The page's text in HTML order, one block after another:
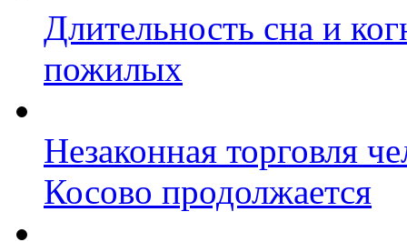
Длительность сна и
пожилых
Незаконная торговля
Косово продолжается